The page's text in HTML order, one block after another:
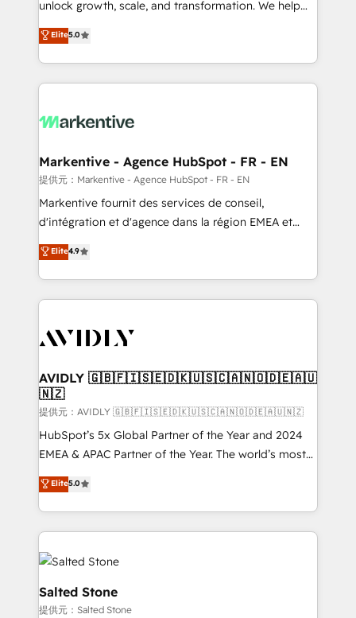
データ移行と活用設計まで。 ▸ AEO対応：ChatGPT・
ンツとサイト構造を最適化。 🏆 なぜ100incを選ぶの
か？ ✓ HubSpot Eliteパートナー認定 ✓ HubSpotアワ
ード受賞・HUGリーダー ✓ ISO27001:2022 /
HubSpot大百科 出版 CRM・AI活用に関するご相談、現
せください。
accreditations and deep HIPAA-compliance
expertise. - A team of 250+ experts dedicated to
your resilient growth.
unlock growth, scale, and transformation. We help
companies activate HubSpot’s AI-powered
customer platform and operationalize HubSpot’s
Loop Marketing framework through expert-led
services, smart agents, and purpose-built apps,
results, fast. ⚙️CRM & RevOps: Align all Hubs to your
🎯Demand Gen & ABM: Drive pipeline with inbound,
ABM, AEO, SEO, & paid media. 👩‍💻Web Design:
Build high-performing websites with UX, messaging,
& conversion strategy that drive results. 🤖AI
AI, & maximize AEO with tailored AI services. 🧩
Integrations: Extend HubSpot with custom
Elite5.0
Markentive - Agence HubSpot - FR - EN
提供元：Markentive - Agence HubSpot - FR - EN
Markentive fournit des services de conseil,
d'intégration et d'agence dans la région EMEA et
North America. Avec plus de 115 experts en
marketing automation, Growth, Revops, CRM et
webdesign. Markentive is both a consulting firm, a
digital agency and an integrator. With over 115
CRM and webdesign (We focus on EMEA - USA
Elite4.9
AVIDLY 🇬🇧🇫🇮🇸🇪🇩🇰🇺🇸🇨🇦🇳🇴🇩🇪🇦🇺
🇳🇿
提供元：AVIDLY 🇬🇧🇫🇮🇸🇪🇩🇰🇺🇸🇨🇦🇳🇴🇩🇪🇦🇺🇳🇿
HubSpot’s 5x Global Partner of the Year and 2024
EMEA & APAC Partner of the Year. The world’s most
experienced and fully accredited HubSpot Solutions
Partner. 🚀 With 2,750+ HubSpot projects delivered
and 370+ specialists across EMEA, APAC and NAM,
we de-risk complex CRM programmes and
accelerate ROI across every HubSpot Hub. 🧭 From
multi-region migrations to AI-powered automation,
we turn complexity into clarity, human at global
scale. 🏆 HubSpot’s CEO called us “the partner of the
Elite5.0
Salted Stone
提供元：Salted Stone